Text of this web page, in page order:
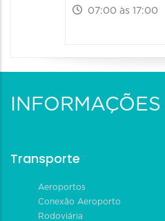
07:00 às 17:00
Transporte
Aeroportos
Conexão Aeroporto
Rodoviária